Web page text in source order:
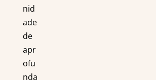
nid
ade
de
apr
ofu
nda